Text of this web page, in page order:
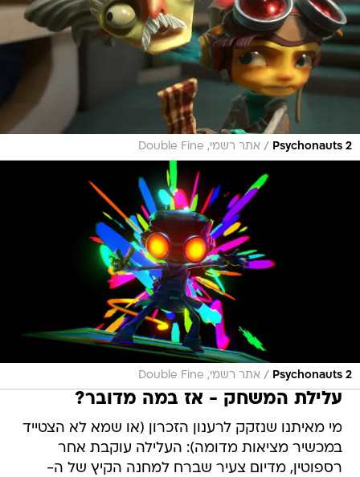
Psychonauts 2
/ אתר רשמי, Double Fine
Psychonauts 2
/ אתר רשמי, Double Fine
עלילת המשחק - אז במה מדובר?
מי מאיתנו שנזקק לרענון הזכרון (או שמא לא הצטייד
במכשיר מציאות מדומה): העלילה עוקבת אחר
רספוטין, מדיום צעיר שברח למחנה הקיץ של ה-